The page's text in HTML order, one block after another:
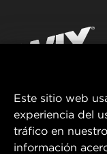
¡CONTÁCTENOS!
IMPRESSUM
YouTube
ul. Wrocławska
Este sitio web
experiencia del
tráfico en
información